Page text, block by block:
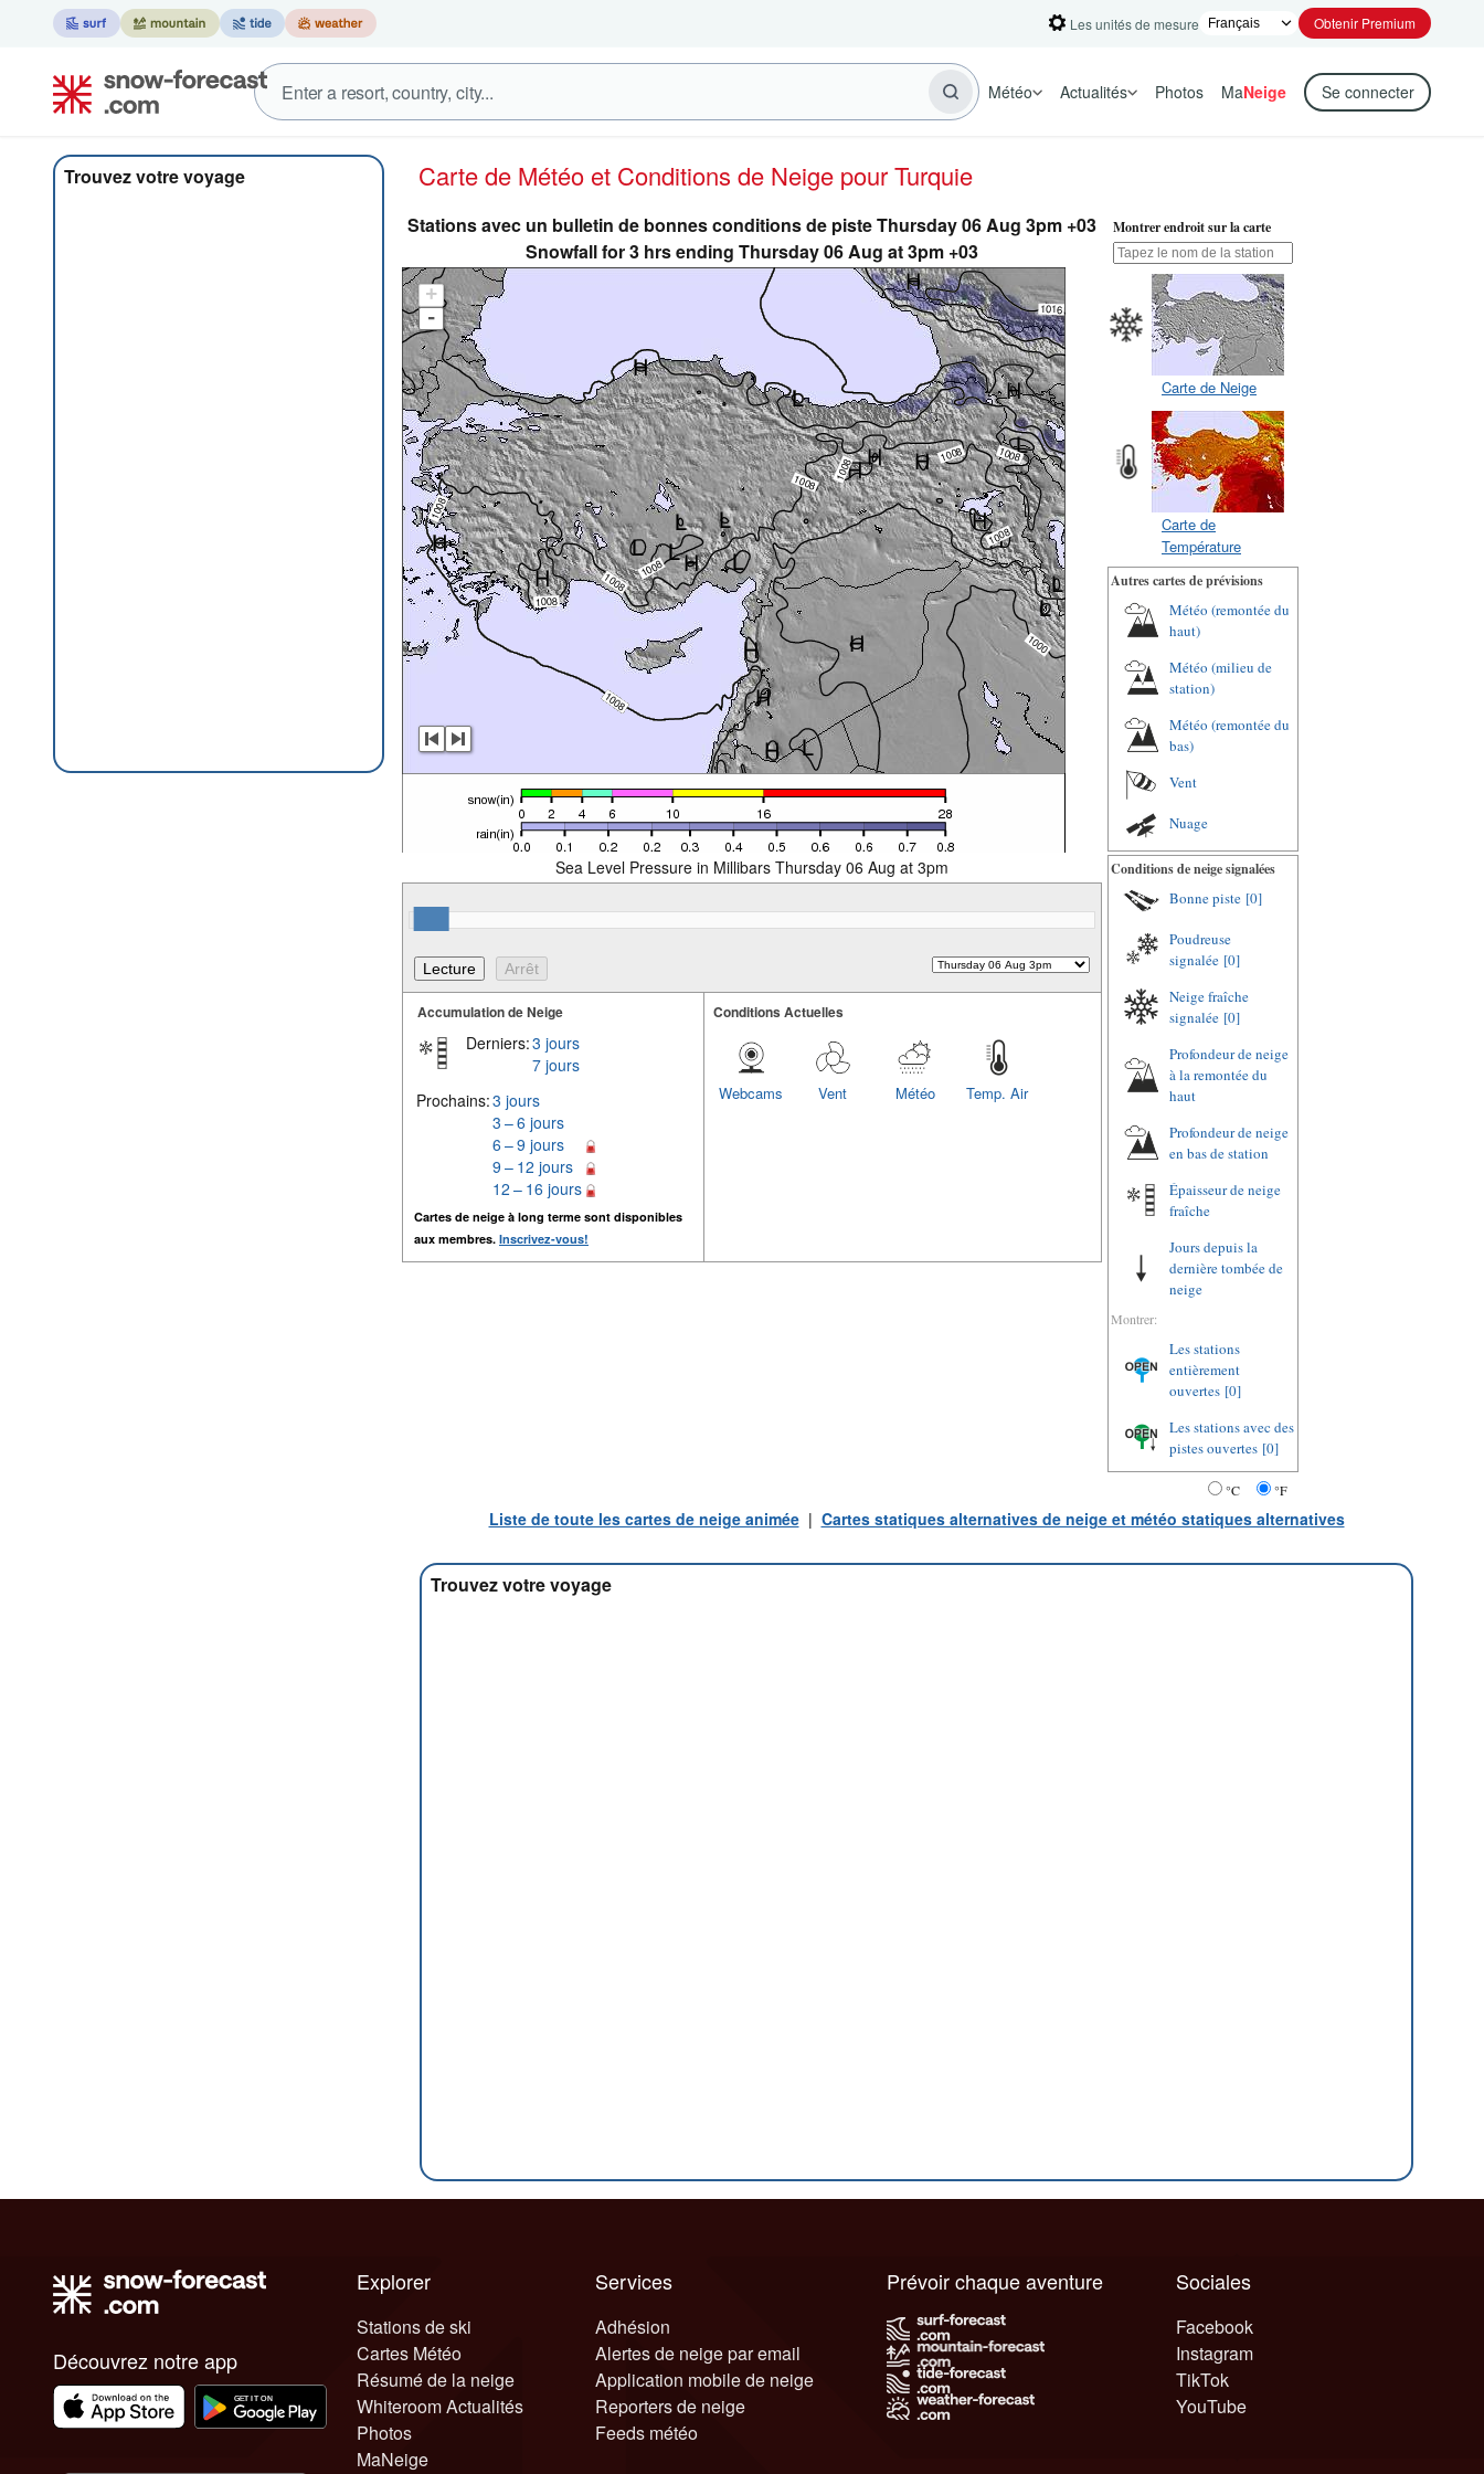
Les unités de mesure Obtenir Premium
Météo Actualités Photos MaNeige Se connecter
Trouvez votre voyage Carte de Météo et Conditions de Neige pour Turquie
Stations avec un bulletin de bonnes conditions de piste Thursday 06 Aug 3pm +03
Snowfall for 3 hrs ending Thursday 06 Aug at 3pm +03
+
-
Sea Level Pressure in Millibars Thursday 06 Aug at 3pm
Accumulation de Neige
Derniers:3 jours
7 jours
Prochains:3 jours
3 – 6 jours
6 – 9 jours
9 – 12 jours
12 – 16 jours
Cartes de neige à long terme sont disponibles
aux membres. Inscrivez-vous!
Conditions Actuelles
Temp. Air
Météo
Vent
Webcams
Montrer endroit sur la carte
Carte de Neige
Carte de
Température
Autres cartes de prévisions
Météo (remontée du
haut)
Météo (milieu de
station)
Météo (remontée du
bas)
Vent
Nuage
Conditions de neige signalées
Bonne piste [0]
Poudreuse
signalée [0]
Neige fraîche
signalée [0]
Profondeur de neige
à la remontée du
haut
Profondeur de neige
en bas de station
Épaisseur de neige
fraîche
Jours depuis la
dernière tombée de
neige
Montrer:
Les stations
entièrement
ouvertes [0]
Les stations avec des
pistes ouvertes [0]
°C °F
Liste de toute les cartes de neige animée| Cartes statiques alternatives de neige et météo statiques alternatives
Trouvez votre voyage
Découvrez notre app
Explorer
Stations de ski
Cartes Météo
Résumé de la neige
Whiteroom Actualités
Photos
MaNeige
Services
Adhésion
Alertes de neige par email
Application mobile de neige
Reporters de neige
Feeds météo
Sociales
Facebook
Instagram
TikTok
YouTube
Prévoir chaque aventure